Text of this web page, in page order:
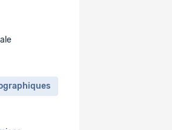
Markus, Stamm, Hanspeter,
2025.